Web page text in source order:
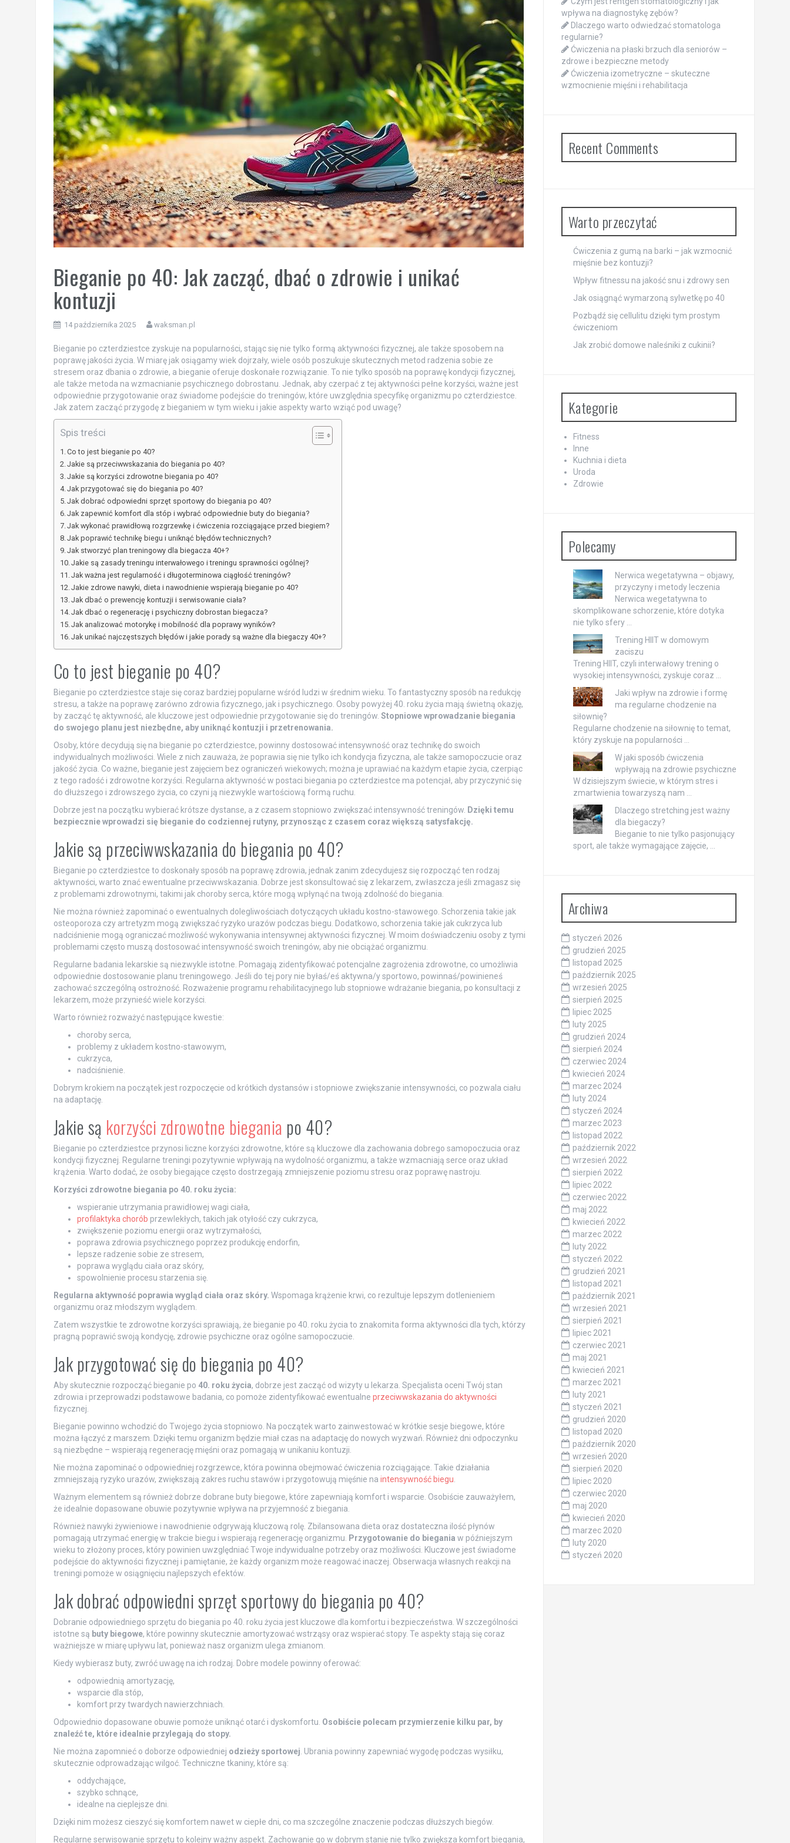
Bieganie po 40: Jak zacząć, dbać o zdrowie i unikać
kontuzji
14 października 2025 waksman.pl
Bieganie po czterdziestce zyskuje na popularności, stając się nie tylko formą aktywności fizycznej, ale także sposobem na
poprawę jakości życia. W miarę jak osiągamy wiek dojrzały, wiele osób poszukuje skutecznych metod radzenia sobie ze
stresem oraz dbania o zdrowie, a bieganie oferuje doskonałe rozwiązanie. To nie tylko sposób na poprawę kondycji fizycznej,
ale także metoda na wzmacnianie psychicznego dobrostanu. Jednak, aby czerpać z tej aktywności pełne korzyści, ważne jest
odpowiednie przygotowanie oraz świadome podejście do treningów, które uwzględnia specyfikę organizmu po czterdziestce.
Jak zatem zacząć przygodę z bieganiem w tym wieku i jakie aspekty warto wziąć pod uwagę?
Spis treści
Co to jest bieganie po 40?
Jakie są przeciwwskazania do biegania po 40?
Jakie są korzyści zdrowotne biegania po 40?
Jak przygotować się do biegania po 40?
Jak dobrać odpowiedni sprzęt sportowy do biegania po 40?
Jak zapewnić komfort dla stóp i wybrać odpowiednie buty do biegania?
Jak wykonać prawidłową rozgrzewkę i ćwiczenia rozciągające przed biegiem?
Jak poprawić technikę biegu i uniknąć błędów technicznych?
Jak stworzyć plan treningowy dla biegacza 40+?
Jakie są zasady treningu interwałowego i treningu sprawności ogólnej?
Jak ważna jest regularność i długoterminowa ciągłość treningów?
Jakie zdrowe nawyki, dieta i nawodnienie wspierają bieganie po 40?
Jak dbać o prewencję kontuzji i serwisowanie ciała?
Jak dbać o regenerację i psychiczny dobrostan biegacza?
Jak analizować motorykę i mobilność dla poprawy wyników?
Jak unikać najczęstszych błędów i jakie porady są ważne dla biegaczy 40+?
Co to jest bieganie po 40?
Bieganie po czterdziestce staje się coraz bardziej popularne wśród ludzi w średnim wieku. To fantastyczny sposób na redukcję
stresu, a także na poprawę zarówno zdrowia fizycznego, jak i psychicznego. Osoby powyżej 40. roku życia mają świetną okazję,
by zacząć tę aktywność, ale kluczowe jest odpowiednie przygotowanie się do treningów. Stopniowe wprowadzanie biegania
do swojego planu jest niezbędne, aby uniknąć kontuzji i przetrenowania.
Osoby, które decydują się na bieganie po czterdziestce, powinny dostosować intensywność oraz technikę do swoich
indywidualnych możliwości. Wiele z nich zauważa, że poprawia się nie tylko ich kondycja fizyczna, ale także samopoczucie oraz
jakość życia. Co ważne, bieganie jest zajęciem bez ograniczeń wiekowych; można je uprawiać na każdym etapie życia, czerpiąc
z tego radość i zdrowotne korzyści. Regularna aktywność w postaci biegania po czterdziestce ma potencjał, aby przyczynić się
do dłuższego i zdrowszego życia, co czyni ją niezwykle wartościową formą ruchu.
Dobrze jest na początku wybierać krótsze dystanse, a z czasem stopniowo zwiększać intensywność treningów. Dzięki temu
bezpiecznie wprowadzi się bieganie do codziennej rutyny, przynosząc z czasem coraz większą satysfakcję.
Jakie są przeciwwskazania do biegania po 40?
Bieganie po czterdziestce to doskonały sposób na poprawę zdrowia, jednak zanim zdecydujesz się rozpocząć ten rodzaj
aktywności, warto znać ewentualne przeciwwskazania. Dobrze jest skonsultować się z lekarzem, zwłaszcza jeśli zmagasz się
z problemami zdrowotnymi, takimi jak choroby serca, które mogą wpłynąć na twoją zdolność do biegania.
Nie można również zapominać o ewentualnych dolegliwościach dotyczących układu kostno-stawowego. Schorzenia takie jak
osteoporoza czy artretyzm mogą zwiększać ryzyko urazów podczas biegu. Dodatkowo, schorzenia takie jak cukrzyca lub
nadciśnienie mogą ograniczać możliwość wykonywania intensywnej aktywności fizycznej. W moim doświadczeniu osoby z tymi
problemami często muszą dostosować intensywność swoich treningów, aby nie obciążać organizmu.
Regularne badania lekarskie są niezwykle istotne. Pomagają zidentyfikować potencjalne zagrożenia zdrowotne, co umożliwia
odpowiednie dostosowanie planu treningowego. Jeśli do tej pory nie byłaś/eś aktywna/y sportowo, powinnaś/powinieneś
zachować szczególną ostrożność. Rozważenie programu rehabilitacyjnego lub stopniowe wdrażanie biegania, po konsultacji z
lekarzem, może przynieść wiele korzyści.
Warto również rozważyć następujące kwestie:
choroby serca,
problemy z układem kostno-stawowym,
cukrzyca,
nadciśnienie.
Dobrym krokiem na początek jest rozpoczęcie od krótkich dystansów i stopniowe zwiększanie intensywności, co pozwala ciału
na adaptację.
Jakie są korzyści zdrowotne biegania po 40?
Bieganie po czterdziestce przynosi liczne korzyści zdrowotne, które są kluczowe dla zachowania dobrego samopoczucia oraz
kondycji fizycznej. Regularne treningi pozytywnie wpływają na wydolność organizmu, a także wzmacniają serce oraz układ
krążenia. Warto dodać, że osoby biegające często dostrzegają zmniejszenie poziomu stresu oraz poprawę nastroju.
Korzyści zdrowotne biegania po 40. roku życia:
wspieranie utrzymania prawidłowej wagi ciała,
profilaktyka chorób przewlekłych, takich jak otyłość czy cukrzyca,
zwiększenie poziomu energii oraz wytrzymałości,
poprawa zdrowia psychicznego poprzez produkcję endorfin,
lepsze radzenie sobie ze stresem,
poprawa wyglądu ciała oraz skóry,
spowolnienie procesu starzenia się.
Regularna aktywność poprawia wygląd ciała oraz skóry. Wspomaga krążenie krwi, co rezultuje lepszym dotlenieniem
organizmu oraz młodszym wyglądem.
Zatem wszystkie te zdrowotne korzyści sprawiają, że bieganie po 40. roku życia to znakomita forma aktywności dla tych, którzy
pragną poprawić swoją kondycję, zdrowie psychiczne oraz ogólne samopoczucie.
Jak przygotować się do biegania po 40?
Aby skutecznie rozpocząć bieganie po 40. roku życia, dobrze jest zacząć od wizyty u lekarza. Specjalista oceni Twój stan
zdrowia i przeprowadzi podstawowe badania, co pomoże zidentyfikować ewentualne przeciwwskazania do aktywności
fizycznej.
Bieganie powinno wchodzić do Twojego życia stopniowo. Na początek warto zainwestować w krótkie sesje biegowe, które
można łączyć z marszem. Dzięki temu organizm będzie miał czas na adaptację do nowych wyzwań. Również dni odpoczynku
są niezbędne – wspierają regenerację mięśni oraz pomagają w unikaniu kontuzji.
Nie można zapominać o odpowiedniej rozgrzewce, która powinna obejmować ćwiczenia rozciągające. Takie działania
zmniejszają ryzyko urazów, zwiększają zakres ruchu stawów i przygotowują mięśnie na intensywność biegu
Ważnym elementem są również dobrze dobrane buty biegowe, które zapewniają komfort i wsparcie. Osobiście zauważyłem,
że idealnie dopasowane obuwie pozytywnie wpływa na przyjemność z biegania.
Również nawyki żywieniowe i nawodnienie odgrywają kluczową rolę. Zbilansowana dieta oraz dostateczna ilość płynów
pomagają utrzymać energię w trakcie biegu i wspierają regenerację organizmu.
Przygotowanie do biegania w późniejszym
wieku to złożony proces, który powinien uwzględniać Twoje indywidualne potrzeby oraz możliwości. Kluczowe jest świadome
podejście do aktywności fizycznej i pamiętanie, że każdy organizm może reagować inaczej. Obserwacja własnych reakcji na
treningi pomoże w osiągnięciu najlepszych efektów.
Jak dobrać odpowiedni sprzęt sportowy do biegania po 40?
Dobranie odpowiedniego sprzętu do biegania po 40. roku życia jest kluczowe dla komfortu i bezpieczeństwa. W szczególności
istotne są buty biegowe, które powinny skutecznie amortyzować wstrząsy oraz wspierać stopy. Te aspekty stają się coraz
ważniejsze w miarę upływu lat, ponieważ nasz organizm ulega zmianom.
Kiedy wybierasz buty, zwróć uwagę na ich rodzaj. Dobre modele powinny oferować:
odpowiednią amortyzację,
wsparcie dla stóp,
komfort przy twardych nawierzchniach.
Odpowiednio dopasowane obuwie pomoże uniknąć otarć i dyskomfortu. Osobiście polecam przymierzenie kilku par, by
znaleźć te, które idealnie przylegają do stopy.
Nie można zapomnieć o doborze odpowiedniej odzieży sportowej . Ubrania powinny zapewniać wygodę podczas wysiłku,
skutecznie odprowadzając wilgoć. Techniczne tkaniny, które są:
oddychające,
szybko schnące,
idealne na cieplejsze dni.
Dzięki nim możesz cieszyć się komfortem nawet w ciepłe dni, co ma szczególne znaczenie podczas dłuższych biegów.
Regularne serwisowanie sprzętu to kolejny ważny aspekt. Zachowanie go w dobrym stanie nie tylko zwiększa komfort biegania,
wpływa na diagnostykę zębów?
Dlaczego warto odwiedzać stomatologa
regularnie?
Ćwiczenia na płaski brzuch dla seniorów –
zdrowe i bezpieczne metody
Ćwiczenia izometryczne – skuteczne
wzmocnienie mięśni i rehabilitacja
Recent Comments
Warto przeczytać
Ćwiczenia z gumą na barki – jak wzmocnić
mięśnie bez kontuzji?
Wpływ fitnessu na jakość snu i zdrowy sen
Jak osiągnąć wymarzoną sylwetkę po 40
Pozbądź się cellulitu dzięki tym prostym
ćwiczeniom
Jak zrobić domowe naleśniki z cukinii?
Kategorie
Fitness
Inne
Kuchnia i dieta
Uroda
Zdrowie
Polecamy
Nerwica wegetatywna – objawy,
przyczyny i metody leczenia
Nerwica wegetatywna to
skomplikowane schorzenie, które dotyka
nie tylko sfery …
Trening HIIT w domowym
zaciszu
Trening HIIT, czyli interwałowy trening o
wysokiej intensywności, zyskuje coraz …
Jaki wpływ na zdrowie i formę
ma regularne chodzenie na
siłownię?
Regularne chodzenie na siłownię to temat,
który zyskuje na popularności …
W jaki sposób ćwiczenia
wpływają na zdrowie psychiczne
W dzisiejszym świecie, w którym stres i
zmartwienia towarzyszą nam …
Dlaczego stretching jest ważny
dla biegaczy?
Bieganie to nie tylko pasjonujący
sport, ale także wymagające zajęcie, …
Archiwa
styczeń 2026
grudzień 2025
listopad 2025
październik 2025
wrzesień 2025
sierpień 2025
lipiec 2025
luty 2025
grudzień 2024
sierpień 2024
czerwiec 2024
kwiecień 2024
marzec 2024
luty 2024
styczeń 2024
marzec 2023
listopad 2022
październik 2022
wrzesień 2022
sierpień 2022
lipiec 2022
czerwiec 2022
maj 2022
kwiecień 2022
marzec 2022
luty 2022
styczeń 2022
grudzień 2021
listopad 2021
październik 2021
wrzesień 2021
sierpień 2021
lipiec 2021
czerwiec 2021
maj 2021
kwiecień 2021
marzec 2021
luty 2021
styczeń 2021
grudzień 2020
listopad 2020
październik 2020
wrzesień 2020
sierpień 2020
lipiec 2020
czerwiec 2020
maj 2020
kwiecień 2020
marzec 2020
luty 2020
styczeń 2020